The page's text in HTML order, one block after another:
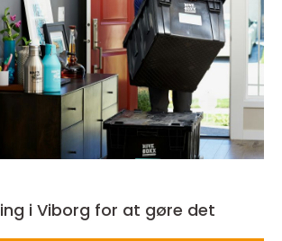
i Viborg for at gøre det